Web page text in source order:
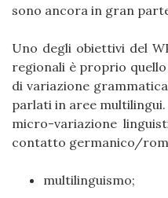
sono ancora in gran
Uno degli obiettivi del
regionali è proprio
di variazione
parlati in aree
micro-variazione
contatto germanico/
multilinguismo;